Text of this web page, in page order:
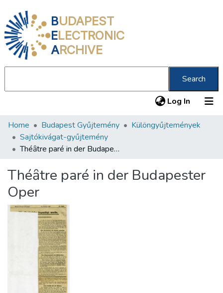
BUDAPEST
ELECTRONIC
ARCHIVE
Search
Log In (current)
Communities & Collections
All of DSpace
About us
Home Budapest Gyűjtemény
Különgyűjtemények
Sajtókivágat-gyűjtemény
Théȃtre paré in der Budapester Oper
Théȃtre paré in der Budapester
Oper